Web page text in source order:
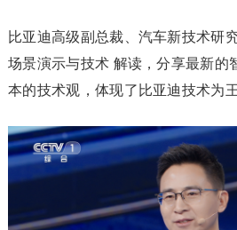
比亚迪高级副总裁、汽车新技术研
场景演示与技术 解读，分享最新的
本的技术观，体现了比亚迪技术为